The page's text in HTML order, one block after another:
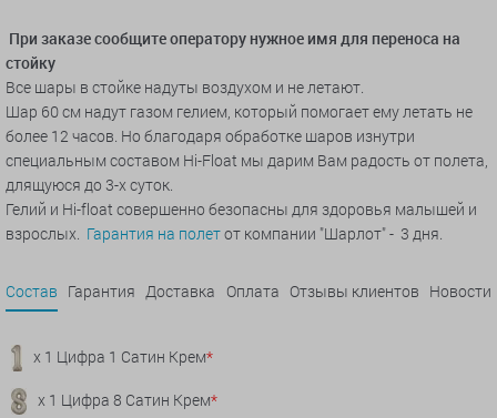
При заказе сообщите оператору нужное имя для переноса на
стойку
Все шары в стойке надуты воздухом и не летают.
Шар 60 см надут газом гелием, который помогает ему летать не
более 12 часов. Но благодаря обработке шаров изнутри
специальным составом Hi-Float мы дарим Вам радость от полета,
длящуюся до 3-х суток.
Гелий и Hi-float совершенно безопасны для здоровья малышей и
взрослых. Гарантия на полетот компании "Шарлот" - 3 дня.
Состав Гарантия Доставка Оплата Отзывы клиентов Новости
x 1 Цифра 1 Сатин Крем*
x 1 Цифра 8 Сатин Крем*